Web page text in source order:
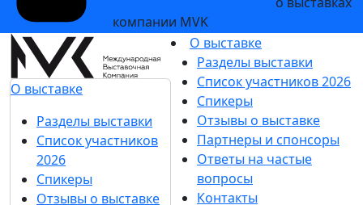
компании MVK
О выставке
Разделы выставки
Список участников
2026
Спикеры
Отзывы о выставке
О выставке
Разделы выставки
Список участников 2026
Спикеры
Отзывы о выставке
Партнеры и спонсоры
Ответы на частые
вопросы
Контакты